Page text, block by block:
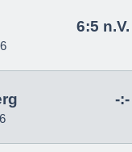
6:5 n.V.
-:-